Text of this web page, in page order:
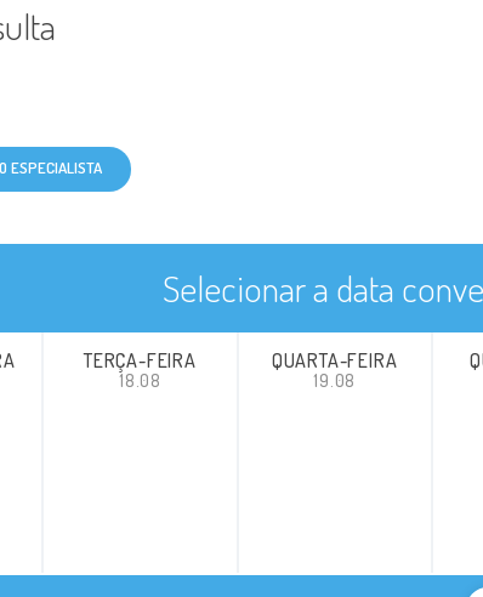
ESPECIALISTA
Selecionar a data
TERÇA-FEIRA
18.08
QUARTA-FEIRA
19.08